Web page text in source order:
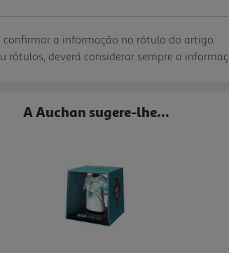
confirmar a informação no rótulo do artigo.
rótulos, deverá considerar sempre a
A Auchan sugere-lhe...